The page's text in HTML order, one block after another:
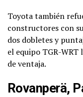
Toyota también
constructores con
dos dobletes y
el equipo TGR-
de ventaja.
Rovanperä,